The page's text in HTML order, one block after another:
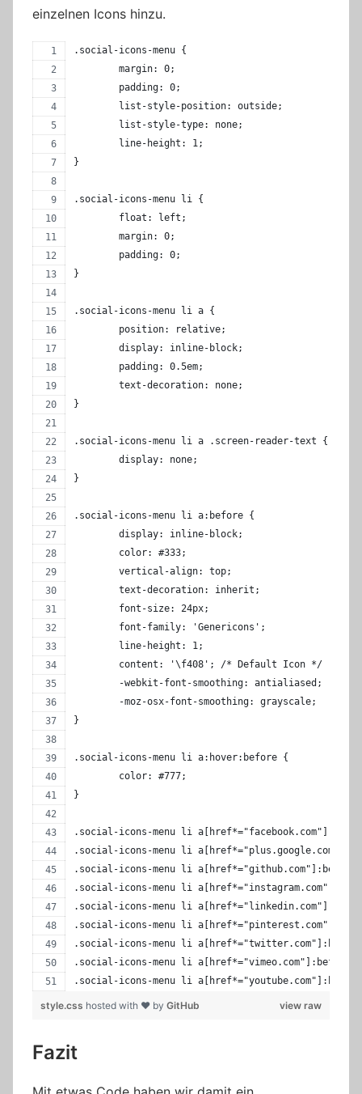
einzelnen Icons hinzu.
.social-icons-menu {
	margin: 0;
	padding: 0;
	list-style-position: outside;
	list-style-type: none;
	line-height: 1;
}
.social-icons-menu li {
	float: left;
	margin: 0;
	padding: 0;
}
.social-icons-menu li a {
	position: relative;
	display: inline-block;
	padding: 0.5em;
	text-decoration: none;
}
.social-icons-menu li a .screen-reader-text {
	display: none;
}
.social-icons-menu li a:before {
	display: inline-block;
	color: #333;
	vertical-align: top;
	text-decoration: inherit;
	font-size: 24px;
	font-family: 'Genericons';
	line-height: 1;
	content: '\f408'; /* Default Icon */
	-webkit-font-smoothing: antialiased;
	-moz-osx-font-smoothing: grayscale;
}
.social-icons-menu li a:hover:before {
	color: #777;
}
.social-icons-menu li
.social-icons-menu li
.social-icons-menu li
.social-icons-menu li
.social-icons-menu li
.social-icons-menu li
.social-icons-menu li
.social-icons-menu li
.social-icons-menu li
view raw
style.css hosted with ❤ by GitHub
Fazit